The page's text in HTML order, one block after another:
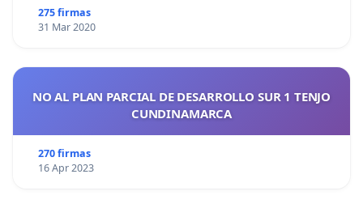
275 firmas
31 Mar 2020
NO AL PLAN PARCIAL DE DESARROLLO SUR 1 TENJO
CUNDINAMARCA
270 firmas
16 Apr 2023